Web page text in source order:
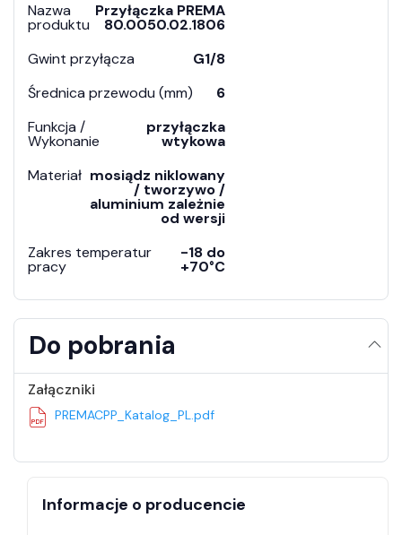
Nazwa
produktu
Przyłączka PREMA
80.0050.02.1806
Gwint przyłącza
G1/8
Średnica przewodu (mm)
6
Funkcja /
Wykonanie
przyłączka
wtykowa
Materiał mosiądz niklowany
/ tworzywo /
aluminium zależnie
od wersji
Zakres temperatur
pracy
-18 do
+70°C
Do pobrania
Załączniki
PREMACPP_Katalog_PL.pdf
Informacje o producencie